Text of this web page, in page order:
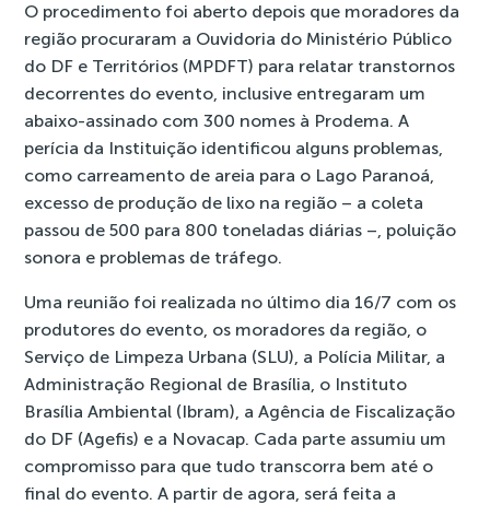
O procedimento foi aberto depois que moradores da
região procuraram a Ouvidoria do Ministério Público
do DF e Territórios (MPDFT) para relatar transtornos
decorrentes do evento, inclusive entregaram um
abaixo-assinado com 300 nomes à Prodema. A
perícia da Instituição identificou alguns problemas,
como carreamento de areia para o Lago Paranoá,
excesso de produção de lixo na região – a coleta
passou de 500 para 800 toneladas diárias –, poluição
sonora e problemas de tráfego.
Uma reunião foi realizada no último dia 16/7 com os
produtores do evento, os moradores da região, o
Serviço de Limpeza Urbana (SLU), a Polícia Militar, a
Administração Regional de Brasília, o Instituto
Brasília Ambiental (Ibram), a Agência de Fiscalização
do DF (Agefis) e a Novacap. Cada parte assumiu um
compromisso para que tudo transcorra bem até o
final do evento. A partir de agora, será feita a